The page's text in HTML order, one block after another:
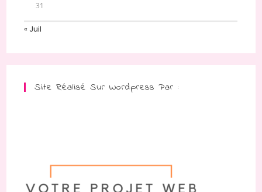
31
« Juil
Site Réalisé Sur Wordpress Par :